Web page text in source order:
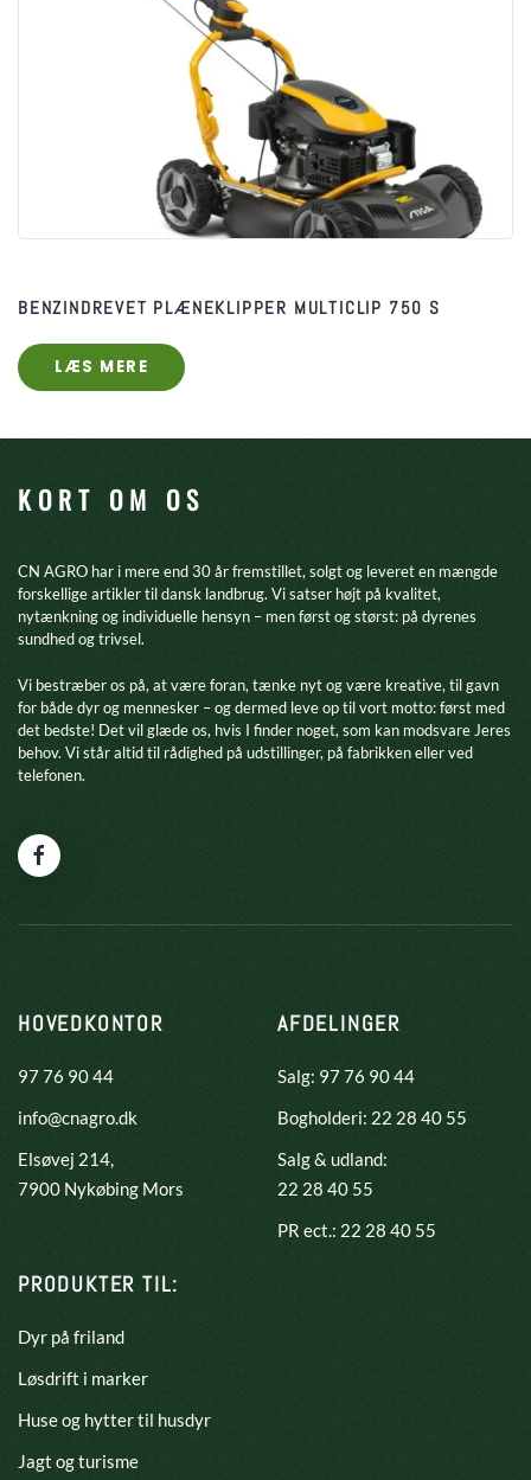
BENZINDREVET PLÆNEKLIPPER MULTICLIP 750 S
LÆS MERE
KORT OM OS
CN AGRO har i mere end 30 år fremstillet, solgt og leveret en mængde
forskellige artikler til dansk landbrug. Vi satser højt på kvalitet,
nytænkning og individuelle hensyn – men først og størst: på dyrenes
sundhed og trivsel.
​Vi bestræber os på, at være foran, tænke nyt og være kreative, til gavn
for både dyr og mennesker – og dermed leve op til vort motto: først med
det bedste! Det vil glæde os, hvis I finder noget, som kan modsvare Jeres
behov. Vi står altid til rådighed på udstillinger, på fabrikken eller ved
telefonen.
HOVEDKONTOR
97 76 90 44
info@cnagro.dk
Elsøvej 214,
​7900 Nykøbing Mors
AFDELINGER
Salg: 97 76 90 44
Bogholderi: 22 28 40 55
Salg & udland:
22 28 40 55
PR ect.: 22 28 40 55
PRODUKTER TIL:
Dyr på friland
Løsdrift i marker
Huse og hytter til husdyr
Jagt og turisme